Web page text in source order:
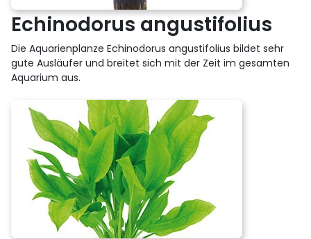
Echinodorus angustifolius
Die Aquarienplanze Echinodorus angustifolius bildet sehr
gute Ausläufer und breitet sich mit der Zeit im gesamten
Aquarium aus.